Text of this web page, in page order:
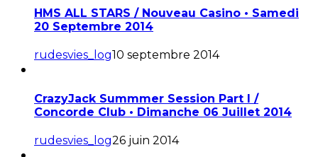
HMS ALL STARS / Nouveau Casino • Samedi
20 Septembre 2014
rudesvies_log10 septembre 2014
CrazyJack Summmer Session Part I /
Concorde Club • Dimanche 06 Juillet 2014
rudesvies_log26 juin 2014